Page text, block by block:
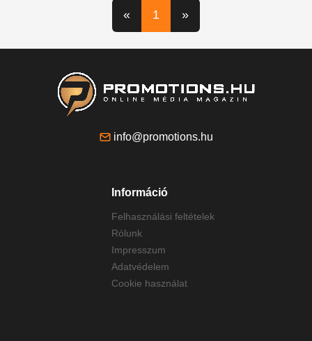
« 1 »
info@promotions.hu
Információ
Felhasználási feltételek
Rólunk
Impresszum
Adatvédelem
Cookie használat